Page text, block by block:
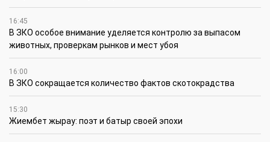
16:45
В ЗКО особое внимание уделяется контролю за выпасом
животных, проверкам рынков и мест убоя
16:00
В ЗКО сокращается количество фактов скотокрадства
15:30
Жиембет жырау: поэт и батыр своей эпохи